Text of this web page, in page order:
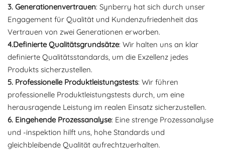
3. Generationenvertrauen: Synberry hat sich durch unser
Engagement für Qualität und Kundenzufriedenheit das
Vertrauen von zwei Generationen erworben.
4.Definierte Qualitätsgrundsätze: Wir halten uns an klar
definierte Qualitätsstandards, um die Exzellenz jedes
Produkts sicherzustellen.
5. Professionelle Produktleistungstests: Wir führen
professionelle Produktleistungstests durch, um eine
herausragende Leistung im realen Einsatz sicherzustellen.
6. Eingehende Prozessanalyse: Eine strenge Prozessanalyse
und -inspektion hilft uns, hohe Standards und
gleichbleibende Qualität aufrechtzuerhalten.